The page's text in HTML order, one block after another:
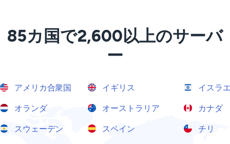
85カ国で2,600以上のサーバ
ー
アメリカ合衆国 イギリス イスラ
オランダ オーストラリア カナダ
スウェーデン スペイン チリ